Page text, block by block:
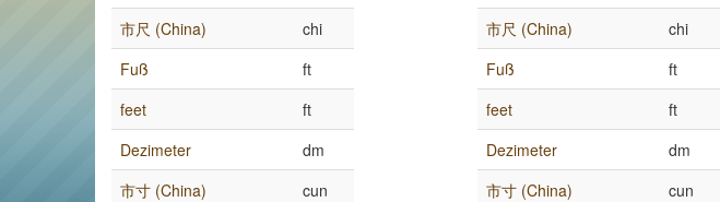
市尺 (China)
chi
Fuß
ft
feet
ft
Dezimeter
dm
市寸 (China)
cun
市尺 (China)
chi
Fuß
ft
feet
ft
Dezimeter
dm
市寸 (China)
cun